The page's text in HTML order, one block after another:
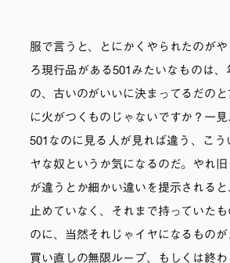
服で言うと、とにかくやられたのが
ろ現行品がある501みたいなものは、
の、古いのがいいに決まってるだの
に火がつくものじゃないですか？一
501なのに見る人が見れば違う、こう
ヤな奴というか気になるのだ。やれ
が違うとか細かい違いを提示される
止めていなく、それまで持っていた
のに、当然それじゃイヤになるものが
買い直しの無限ループ、もしくは終